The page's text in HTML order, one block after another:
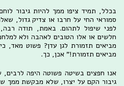
בכלל, תמיד ציפו ממך להיות גיבור
סמוראי החי על חרבו או צדיק גדול,
לפני שיפול לתהום. באמת, תודה
חלשים או אלו הטובים לאהבה ולא
מביאים תזמורת לגן עדן? פשוט מאד,
מביאים תזמורת!" אכן, כך.
אנו חפצים בשיטה פשוטה היפה לרבים,
גיבור הקם על יצרו, שלא מבקשת ממך